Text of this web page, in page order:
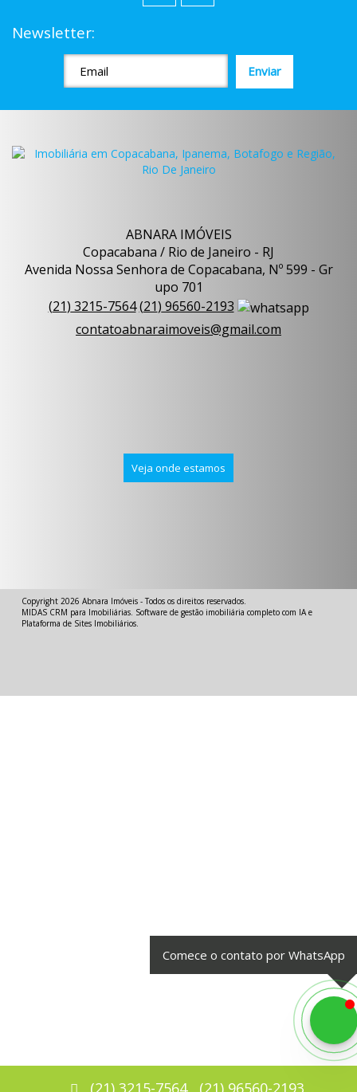
Newsletter:
ABNARA IMÓVEIS
Copacabana / Rio de Janeiro - RJ
Avenida Nossa Senhora de Copacabana, Nº 599 - Gr
upo 701
(21) 3215-7564 (21) 96560-2193
contatoabnaraimoveis@gmail.com
Veja onde estamos
(21)3215-7564 (21)96560-2193
Comece o contato por WhatsApp
Copyright 2026 Abnara Imóveis - Todos os direitos reservados.
MIDAS CRM para Imobiliárias. Software de gestão imobiliária completo com IAe
Plataforma de Sites Imobiliários.